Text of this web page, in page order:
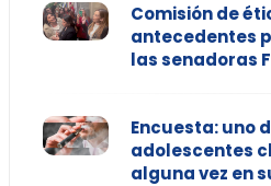
Comisión de
antecedentes
las senadoras
Encuesta: uno
adolescentes
alguna vez en